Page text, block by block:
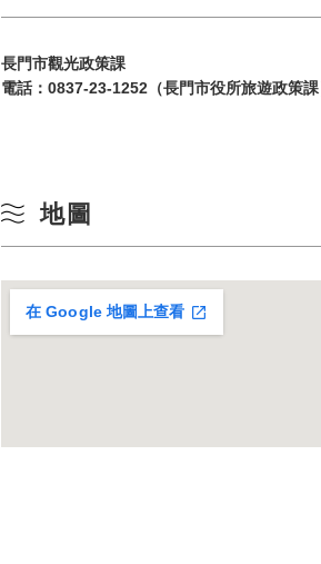
長門市觀光政策課
電話： 0837-23-1252（長門市役所旅遊政策
地圖
在 Google 地圖上查看